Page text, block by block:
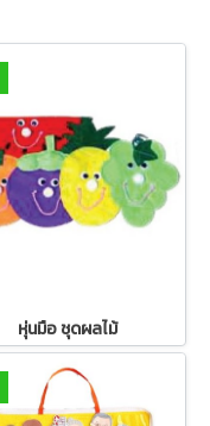
หุ่นมือ ชุดผลไม้